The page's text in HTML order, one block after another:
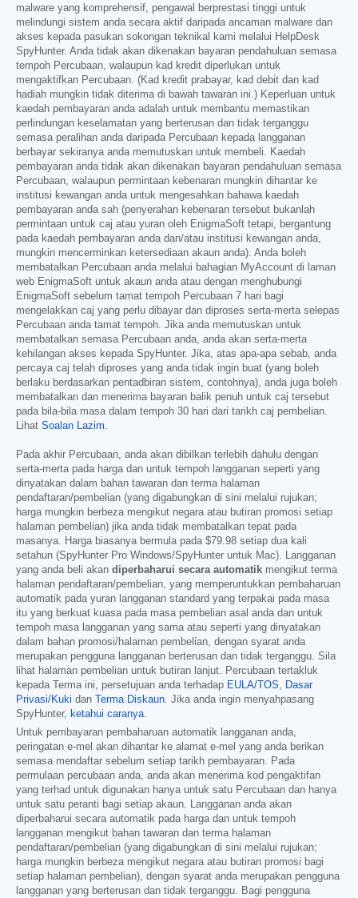
malware yang komprehensif, pengawal berprestasi tinggi untuk
melindungi sistem anda secara aktif daripada ancaman malware dan
akses kepada pasukan sokongan teknikal kami melalui HelpDesk
SpyHunter. Anda tidak akan dikenakan bayaran pendahuluan semasa
tempoh Percubaan, walaupun kad kredit diperlukan untuk
mengaktifkan Percubaan. (Kad kredit prabayar, kad debit dan kad
hadiah mungkin tidak diterima di bawah tawaran ini.) Keperluan untuk
kaedah pembayaran anda adalah untuk membantu memastikan
perlindungan keselamatan yang berterusan dan tidak terganggu
semasa peralihan anda daripada Percubaan kepada langganan
berbayar sekiranya anda memutuskan untuk membeli. Kaedah
pembayaran anda tidak akan dikenakan bayaran pendahuluan semasa
Percubaan, walaupun permintaan kebenaran mungkin dihantar ke
institusi kewangan anda untuk mengesahkan bahawa kaedah
pembayaran anda sah (penyerahan kebenaran tersebut bukanlah
permintaan untuk caj atau yuran oleh EnigmaSoft tetapi, bergantung
pada kaedah pembayaran anda dan/atau institusi kewangan anda,
mungkin mencerminkan ketersediaan akaun anda). Anda boleh
membatalkan Percubaan anda melalui bahagian MyAccount di laman
web EnigmaSoft untuk akaun anda atau dengan menghubungi
EnigmaSoft sebelum tamat tempoh Percubaan 7 hari bagi
mengelakkan caj yang perlu dibayar dan diproses serta-merta selepas
Percubaan anda tamat tempoh. Jika anda memutuskan untuk
membatalkan semasa Percubaan anda, anda akan serta-merta
kehilangan akses kepada SpyHunter. Jika, atas apa-apa sebab, anda
percaya caj telah diproses yang anda tidak ingin buat (yang boleh
berlaku berdasarkan pentadbiran sistem, contohnya), anda juga boleh
membatalkan dan menerima bayaran balik penuh untuk caj tersebut
pada bila-bila masa dalam tempoh 30 hari dari tarikh caj pembelian.
Lihat Soalan Lazim
Pada akhir Percubaan, anda akan dibilkan terlebih dahulu dengan
serta-merta pada harga dan untuk tempoh langganan seperti yang
dinyatakan dalam bahan tawaran dan terma halaman
pendaftaran/pembelian (yang digabungkan di sini melalui rujukan;
harga mungkin berbeza mengikut negara atau butiran promosi setiap
halaman pembelian) jika anda tidak membatalkan tepat pada
masanya. Harga biasanya bermula pada $79.98 setiap dua kali
setahun (SpyHunter Pro Windows/SpyHunter untuk Mac). Langganan
yang anda beli akan diperbaharui secara automatik mengikut terma
halaman pendaftaran/pembelian, yang memperuntukkan pembaharuan
automatik pada yuran langganan standard yang terpakai pada masa
itu yang berkuat kuasa pada masa pembelian asal anda dan untuk
tempoh masa langganan yang sama atau seperti yang dinyatakan
dalam bahan promosi/halaman pembelian, dengan syarat anda
merupakan pengguna langganan berterusan dan tidak terganggu. Sila
lihat halaman pembelian untuk butiran lanjut. Percubaan tertakluk
kepada Terma ini, persetujuan anda terhadap EULA/TOS
Dasar
Privasi/Kuki dan Terma Diskaun . Jika anda ingin menyahpasang
SpyHunter,
ketahui caranya
Untuk pembayaran pembaharuan automatik langganan anda,
peringatan e-mel akan dihantar ke alamat e-mel yang anda berikan
semasa mendaftar sebelum setiap tarikh pembayaran. Pada
permulaan percubaan anda, anda akan menerima kod pengaktifan
yang terhad untuk digunakan hanya untuk satu Percubaan dan hanya
untuk satu peranti bagi setiap akaun. Langganan anda akan
diperbaharui secara automatik pada harga dan untuk tempoh
langganan mengikut bahan tawaran dan terma halaman
pendaftaran/pembelian (yang digabungkan di sini melalui rujukan;
harga mungkin berbeza mengikut negara atau butiran promosi bagi
setiap halaman pembelian), dengan syarat anda merupakan pengguna
langganan yang berterusan dan tidak terganggu. Bagi pengguna